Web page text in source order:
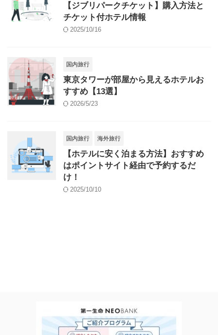
【ジブリパークチケット】購入方法と
チケット付ホテル情報
2025/10/16
国内旅行
東京タワーが部屋から見えるホテルお
すすめ【13選】
2026/5/23
国内旅行 海外旅行
【ホテルに安く泊まる方法】おすすめ
はポイントサイト経由で予約するだ
け！
2025/10/10